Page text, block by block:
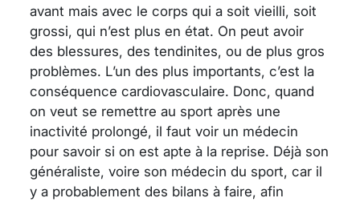
avant mais avec le corps qui a soit vieilli, soit
grossi, qui n’est plus en état. On peut avoir
des blessures, des tendinites, ou de plus gros
problèmes. L’un des plus importants, c’est la
conséquence cardiovasculaire. Donc, quand
on veut se remettre au sport après une
inactivité prolongé, il faut voir un médecin
pour savoir si on est apte à la reprise. Déjà son
généraliste, voire son médecin du sport, car il
y a probablement des bilans à faire, afin